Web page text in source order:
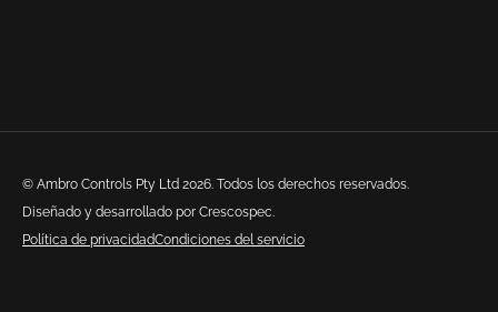
© Ambro Controls Pty Ltd 2026. Todos los derechos reservados.
Diseñado y desarrollado por Crescospec.
Política de privacidadCondiciones del servicio